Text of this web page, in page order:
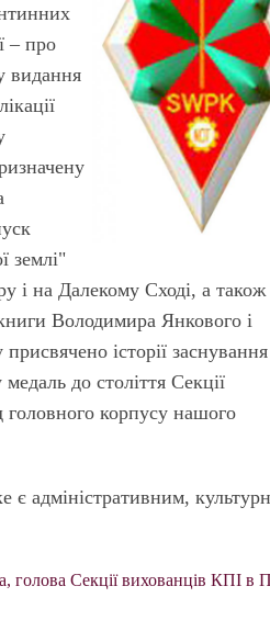
– про
видання
землі"
і на Далекому Сході, а
Володимира Янкового і
історії
до століття Секції
головного корпусу нашого
є адміністративним,
голова Секції вихованців КПІ в